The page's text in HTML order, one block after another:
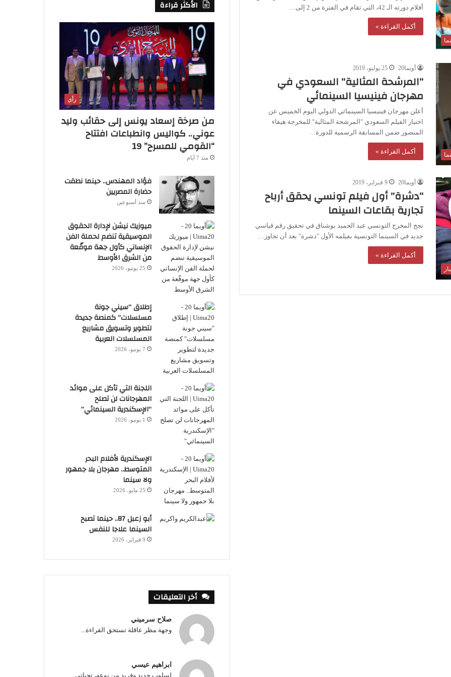
أفلام دورته الـ 42، التي تقام في الفترة من 2 إلى…
أكمل القراءة »
أويما20 25 يوليو، 2019
“المرشحة المثالية” السعودي في
مهرجان فينيسيا السينمائي
أعلن مهرجان فينيسيا السينمائي الدولي اليوم الخميس عن
اختيار الفيلم السعودي "المرشحة المثالية" للمخرجة هيفاء
المنصور ضمن المسابقة الرسمية للدورة…
أكمل القراءة »
أويما20 9 فبراير، 2019
“دشرة” أول فيلم تونسي يحقق أرباح
تجارية بقاعات السينما
نجح المخرج التونسي عبد الحميد بوشناق في تحقيق رقم قياسي
جديد في السينما التونسية بفيلمه الأول "دشرة" بعد أن تجاوز…
أكمل القراءة »
S
الأكثر قراءة
رأي
من صرخة إسعاد يونس إلى حقائب وليد
عوني.. كواليس وانطباعات افتتاح
“القومي للمسرح” 19
منذ 7 أيام
فؤاد المهندس.. حينما نطقت
حضارة المصريين
منذ أسبوعين
ميوزيك نيشن لإدارة الحقوق
الموسيقية تنضم لحملة الفن
الإنساني كأول جهة موقّعة
من الشرق الأوسط
25 يونيو، 2026
إطلاق “سيني جونة
مسلسلات” كمنصة جديدة
لتطوير وتسويق مشاريع
المسلسلات العربية
7 يونيو، 2026
اللجنة التي تأكل على موائد
المهرجانات لن تصلح
“الإسكندرية السينمائي”
1 يونيو، 2026
الإسكندرية لأفلام البحر
المتوسط.. مهرجان بلا جمهور
ولا سينما
25 مايو، 2026
أبو زعبل 87.. حينما تصبح
السينما علاجا للنفس
9 فبراير، 2026
أخر التعليقات
صلاح سرميني
وجهة مظر عاقلة تستحق القراءة...
ابراهيم عيسي
لسلوب جديد وفريد من نوعه، تحياتي